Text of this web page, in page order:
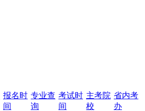
报名时
间
专业查
询
考试时
间
主考院
校
省内考
办